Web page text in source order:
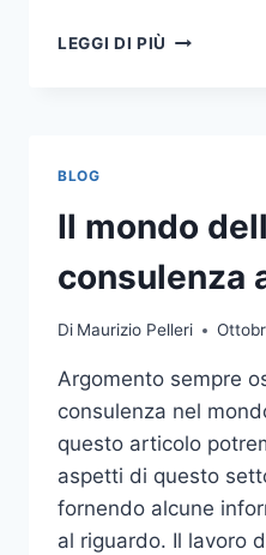
LEGGI DI PIÙ ETAGERE
PER
L’ARREDO
GIARDINO
BLOG
Il mondo
consulenza
Di Maurizio Pelleri
Argomento sempre
consulenza nel
questo articolo
aspetti di questo
fornendo alcune
al riguardo. Il lavoro